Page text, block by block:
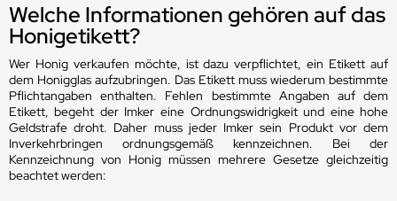
Welche Informationen gehören auf das
Honigetikett?
Wer Honig verkaufen möchte, ist dazu verpflichtet, ein Etikett auf
dem Honigglas aufzubringen. Das Etikett muss wiederum bestimmte
Pflichtangaben enthalten. Fehlen bestimmte Angaben auf dem
Etikett, begeht der Imker eine Ordnungswidrigkeit und eine hohe
Geldstrafe droht. Daher muss jeder Imker sein Produkt vor dem
Inverkehrbringen ordnungsgemäß kennzeichnen. Bei der
Kennzeichnung von Honig müssen mehrere Gesetze gleichzeitig
beachtet werden: